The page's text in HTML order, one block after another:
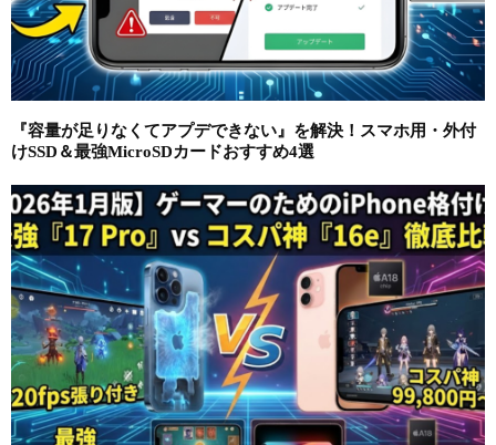
『容量が足りなくてアプデできない』を解決！スマホ用・外付
けSSD＆最強MicroSDカードおすすめ4選